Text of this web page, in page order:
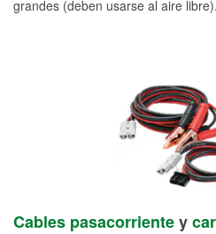
grandes (deben usarse al aire libre).
Cables pasacorrientey